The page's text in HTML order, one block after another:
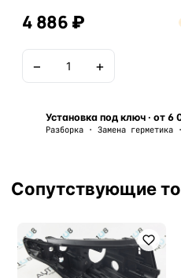
4 886 ₽
− +
Установка под ключ · от 6
Разборка · Замена герметика
Сопутствующие